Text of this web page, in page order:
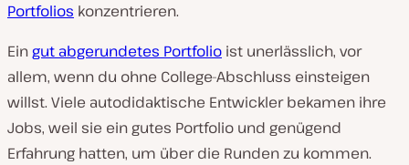
Portfolios konzentrieren.
Eingut abgerundetes Portfolio ist unerlässlich, vor
allem, wenn du ohne College-Abschluss einsteigen
willst. Viele autodidaktische Entwickler bekamen ihre
Jobs, weil sie ein gutes Portfolio und genügend
Erfahrung hatten, um über die Runden zu kommen.